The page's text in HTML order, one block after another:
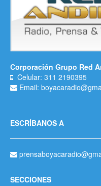
Corporación Grupo Red
Celular: 311 2190395
Email:
ESCRÍBANOS A
SECCIONES